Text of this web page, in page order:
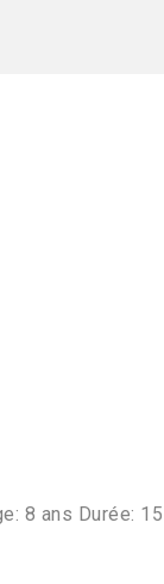
8 ans Durée: